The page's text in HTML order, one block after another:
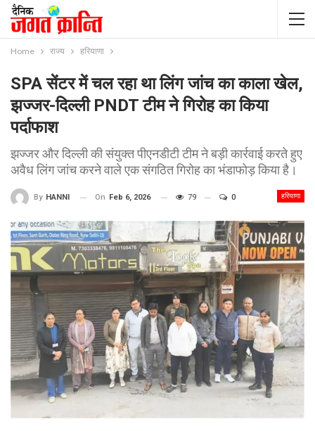
Home राज्य हरियाणा
SPA सेंटर में चल रहा था लिंग जांच का काला खेल,
झज्जर-दिल्ली PNDT टीम ने गिरोह का किया
पर्दाफाश
झज्जर और दिल्ली की संयुक्त पीएनडीटी टीम ने बड़ी कार्रवाई करते हुए
अवैध लिंग जांच करने वाले एक संगठित गिरोह का भंडाफोड़ किया है।
हरियाणा
By HANNI On Feb 6, 2026 79 0